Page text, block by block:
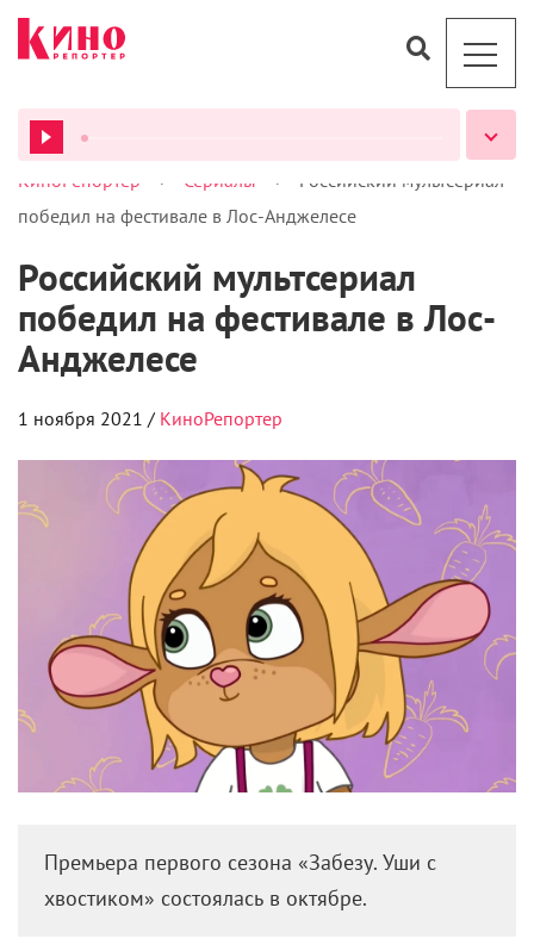
ВСЕ ПОДКАСТЫ
КиноРепортер > Сериалы >
Российский мультсериал
победил на фестивале в Лос-Анджелесе
Российский мультсериал
победил на фестивале в Лос-
Анджелесе
1 ноября 2021 / КиноРепортер
Премьера первого сезона «Забезу. Уши с
хвостиком» состоялась в октябре.